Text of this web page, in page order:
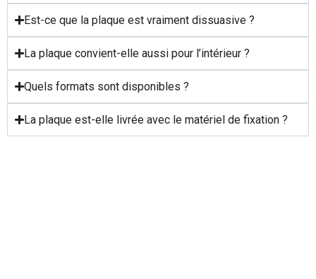
Est-ce que la plaque est vraiment dissuasive ?
La plaque convient-elle aussi pour l’intérieur ?
Quels formats sont disponibles ?
La plaque est-elle livrée avec le matériel de fixation ?